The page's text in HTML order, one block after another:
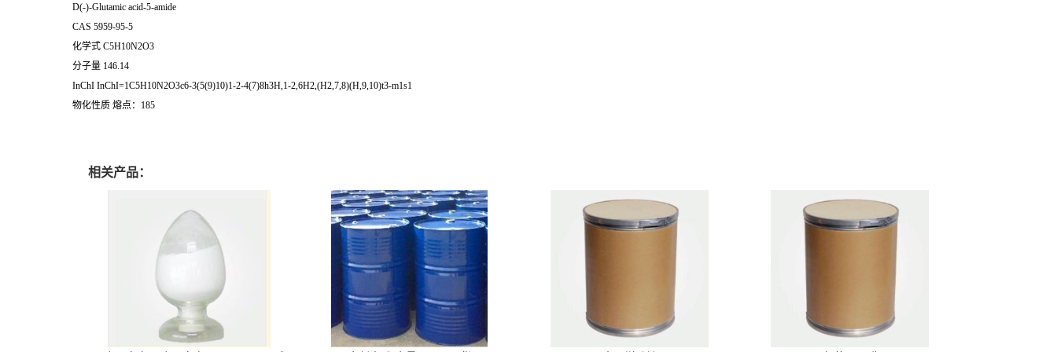
D(-)-Glutamic acid-5-amide
CAS 5959-95-5
化学式 C5H10N2O3
分子量 146.14
InChI InChI=1C5H10N2O3c6-3(5(9)10)1-2-4(7)8h3H,1-2,6H2,(H2,7,8)(H,9,10)t3-m1s1
物化性质 熔点：185
相关产品：